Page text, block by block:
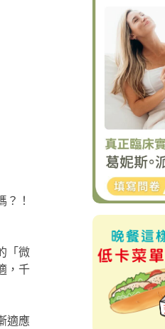
！
「微
，千
適應